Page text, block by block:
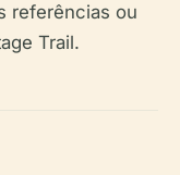
referências ou
Trail.